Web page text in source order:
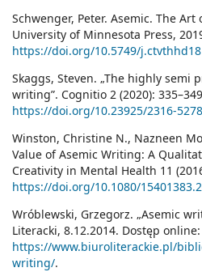
Schwenger, Peter. Asemic. The
University of Minnesota Press,
https://doi.org/10.5749/j.ctvthhd18
Skaggs, Steven. „The highly semi
writing”. Cognitio 2 (2020):
https://doi.org/10.23925/2316-
Winston, Christine N., Nazneen
Value of Asemic Writing: A
Creativity in Mental Health 11
https://doi.org/10.1080/
Wróblewski, Grzegorz. „Asemic
Literacki, 8.12.2014. Dostęp online:
https://www.biuroliterackie.pl/
writing/.